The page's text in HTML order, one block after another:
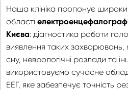
Наша клініка пропонує
області
Києва: діагностика роботи
виявлення таких захворювань,
сну, неврологічні розлади та
використовуємо сучасне
ЕЕГ, яке забезпечує точність